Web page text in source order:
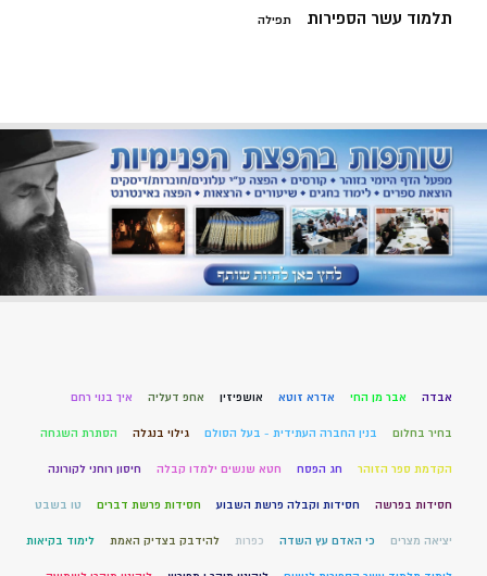
תלמוד עשר הספירות תפילה
אבדה אבר מן החי אדרא זוטא אושפיזין אחפ דעליה איך בנוי רחם
בחיר בחלום בנין החברה העתידית - בעל הסולם גילוי בנגלה הסתרת השגחה
הקדמת ספר הזוהר חג הפסח חטא שנשים ילמדו קבלה חיסון רוחני לקורונה
חסידות בפרשה חסידות וקבלה פרשת השבוע חסידות פרשת דברים טו בשבט
יציאה מצרים כי האדם עץ השדה כפרות להידבק בצדיק האמת לימוד בקיאות